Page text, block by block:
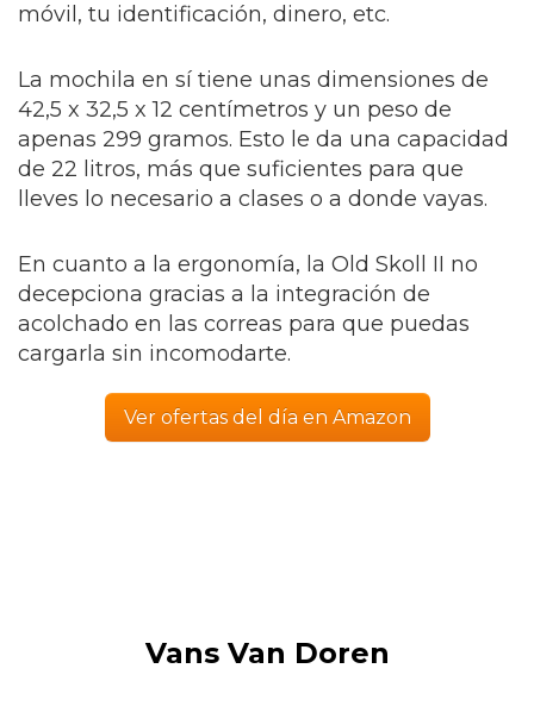
móvil, tu identificación, dinero, etc.
La mochila en sí tiene unas dimensiones de
42,5 x 32,5 x 12 centímetros y un peso de
apenas 299 gramos. Esto le da una capacidad
de 22 litros, más que suficientes para que
lleves lo necesario a clases o a donde vayas.
En cuanto a la ergonomía, la Old Skoll II no
decepciona gracias a la integración de
acolchado en las correas para que puedas
cargarla sin incomodarte.
Ver ofertas del día en Amazon
Vans Van Doren